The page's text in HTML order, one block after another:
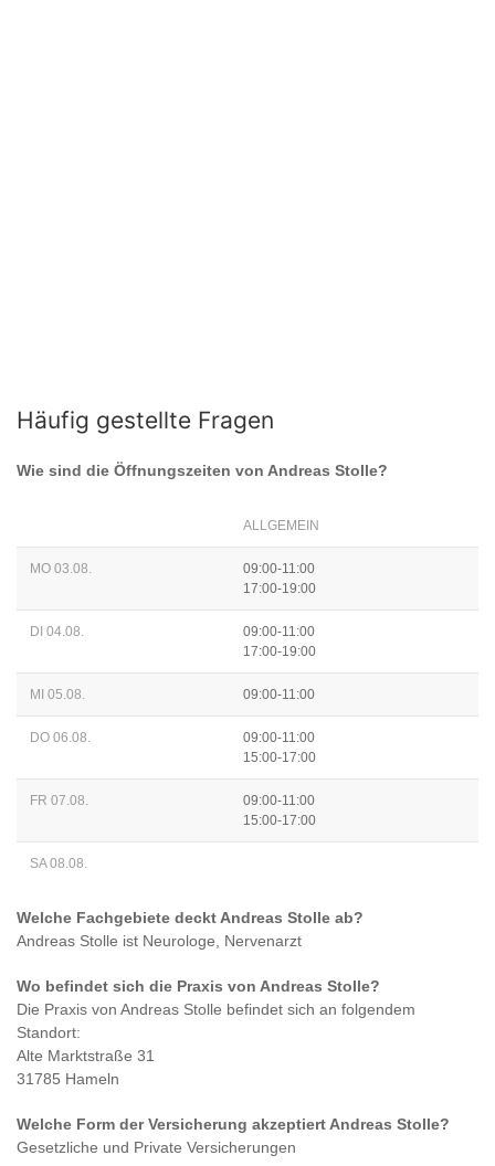
Häufig gestellte Fragen
Wie sind die Öffnungszeiten von Andreas Stolle?
ALLGEMEIN
MO 03.08.
09:00-11:00
17:00-19:00
DI 04.08.
09:00-11:00
17:00-19:00
MI 05.08. 09:00-11:00
DO 06.08.
09:00-11:00
15:00-17:00
FR 07.08.
09:00-11:00
15:00-17:00
SA 08.08.
Welche Fachgebiete decktAndreas Stolle ab?
Andreas Stolle ist Neurologe, Nervenarzt
Wo befindet sich die Praxis von Andreas Stolle?
Die Praxis von Andreas Stolle befindet sich an folgendem
Standort:
Alte Marktstraße 31
31785 Hameln
Welche Form der Versicherung akzeptiertAndreas Stolle?
Gesetzliche und Private Versicherungen